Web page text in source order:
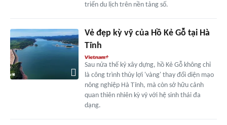
triển du lịch trên nền tảng số.
Vẻ đẹp kỳ vỹ của Hồ Kẻ Gỗ tại Hà
Tĩnh
Sau nửa thế kỷ xây dựng, hồ Kẻ Gỗ không chỉ
là công trình thủy lợi 'vàng' thay đổi diện mạo
nông nghiệp Hà Tĩnh, mà còn sở hữu cảnh
quan thiên nhiên kỳ vỹ với hệ sinh thái đa
dạng.